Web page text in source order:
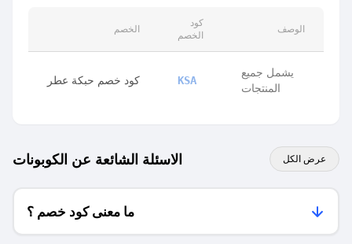
الخصم
كود
الخصم
الوصف
كود خصم حبكة عطر KSA
يشمل جميع
المنتجات
الاسئلة الشائعة عن الكوبونات عرض الكل
ما معنى كود خصم ؟